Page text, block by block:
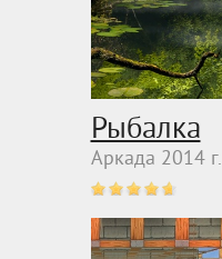
Рыбалка
Аркада 2014 г.